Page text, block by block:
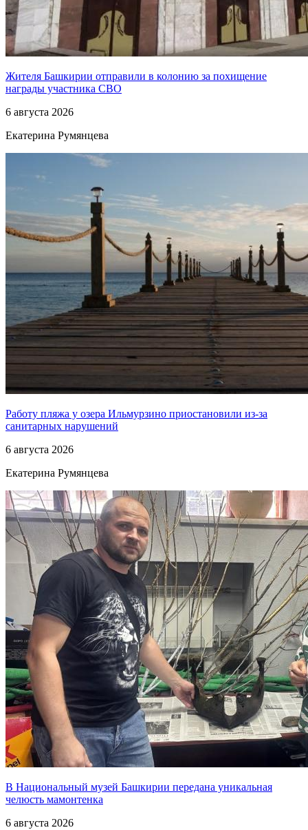
Жителя Башкирии отправили в колонию за похищение
награды участника СВО
6 августа 2026
Екатерина Румянцева
Работу пляжа у озера Ильмурзино приостановили из-за
санитарных нарушений
6 августа 2026
Екатерина Румянцева
В Национальный музей Башкирии передана уникальная
челюсть мамонтенка
6 августа 2026